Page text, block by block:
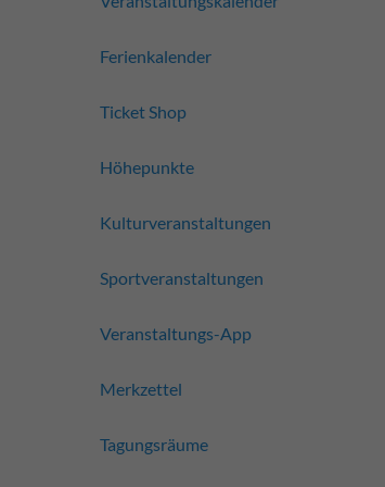
Ferienkalender
Ticket Shop
Höhepunkte
Kulturveranstaltungen
Sportveranstaltungen
Veranstaltungs-App
Merkzettel
Tagungsräume